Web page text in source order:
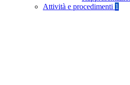
Attività e procedimenti 1